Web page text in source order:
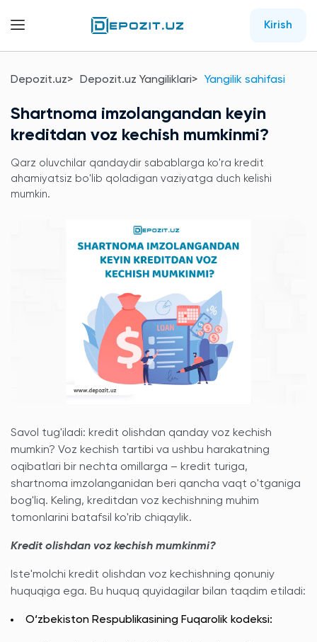
Kirish
Depozit.uz Depozit.uz Yangiliklari Yangilik sahifasi
Shartnoma imzolangandan keyin
kreditdan voz kechish mumkinmi?
Qarz oluvchilar qandaydir sabablarga ko'ra kredit
ahamiyatsiz bo'lib qoladigan vaziyatga duch kelishi
mumkin.
Savol tug'iladi: kredit olishdan qanday voz kechish
mumkin? Voz kechish tartibi va ushbu harakatning
oqibatlari bir nechta omillarga – kredit turiga,
shartnoma imzolanganidan beri qancha vaqt o'tganiga
bog'liq. Keling, kreditdan voz kechishning muhim
tomonlarini batafsil ko'rib chiqaylik.
Kredit olishdan voz kechish mumkinmi?
Iste'molchi kredit olishdan voz kechishning qonuniy
huquqiga ega. Bu huquq quyidagilar bilan taqdim etiladi:
O‘zbekiston Respublikasining Fuqarolik kodeksi: